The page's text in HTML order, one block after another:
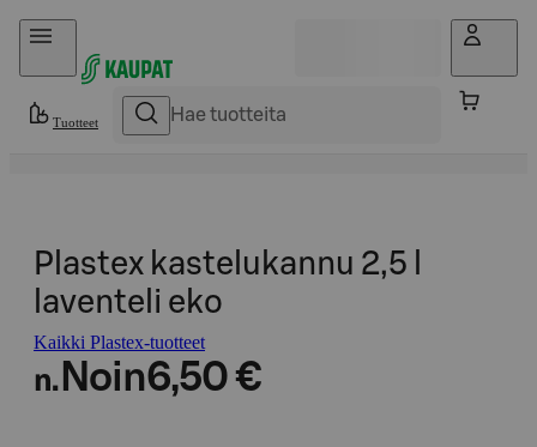
Hyppää sisältöön
Tuotteet
Plastex kastelukannu 2,5 l
laventeli eko
Kaikki Plastex-tuotteet
n. Noin6,50 €